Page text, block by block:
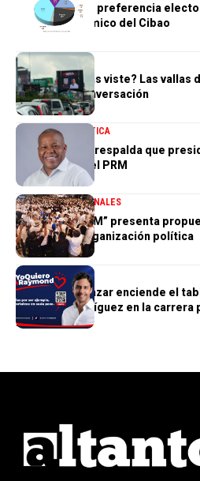
PRM mantiene preferencia
Centro Económico del Cibao
POLÍTICA
¿Tú también las viste? Las vallas
dominan la conversación
NACIONALES POLÍTICA
Adán Peguero respalda que
presidencia del PRM
DESTACADANACIONALES
“Hablemos PRM” presenta
futuro de la organización política
POLÍTICA
Humberto Salazar enciende el
Raymond Rodríguez en la
Nacional